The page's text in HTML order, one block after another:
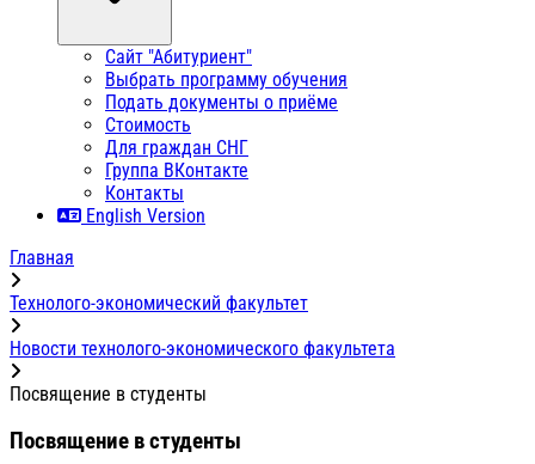
Сайт "Абитуриент"
Выбрать программу обучения
Подать документы о приёме
Стоимость
Для граждан СНГ
Группа ВКонтакте
Контакты
English Version
Главная
Технолого-экономический факультет
Новости технолого-экономического факультета
Посвящение в студенты
Посвящение в студенты